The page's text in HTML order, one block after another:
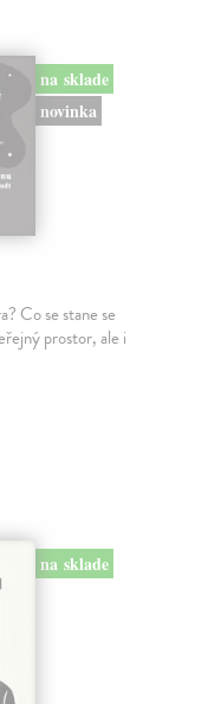
na sklade
novinka
Co se stane se
prostor, ale i
na sklade